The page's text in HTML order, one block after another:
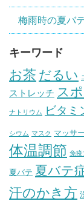
梅雨時の夏バ
キーワード
お茶 だるい
ストレッチ ス
ナトリウム ビタミ
シウム マスク マッサ
体温調節 免疫
夏バテ 夏バテ
汗のかき方